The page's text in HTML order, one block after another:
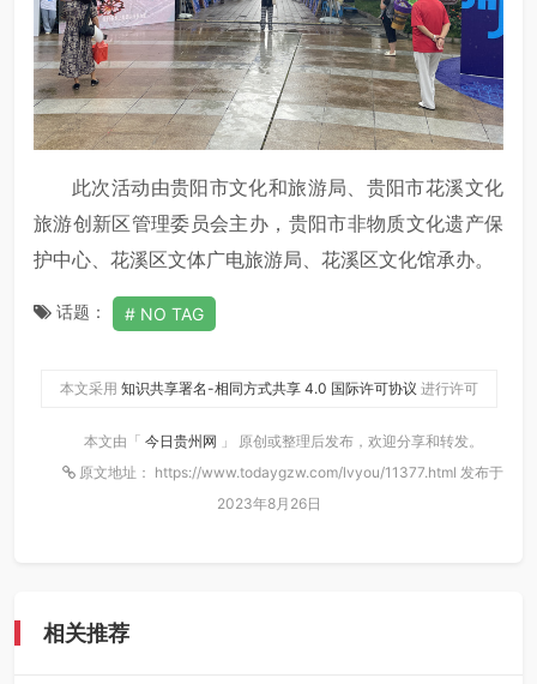
此次活动由贵阳市文化和旅游局、贵阳市花溪文化
旅游创新区管理委员会主办，贵阳市非物质文化遗产保
护中心、花溪区文体广电旅游局、花溪区文化馆承办。
话题： NO TAG
本文采用 知识共享署名-相同方式共享 4.0 国际许可协议 进行许可
本文由「 今日贵州网 」 原创或整理后发布，欢迎分享和转发。
原文地址： https://www.todaygzw.com/lvyou/11377.html 发布于
2023年8月26日
相关推荐